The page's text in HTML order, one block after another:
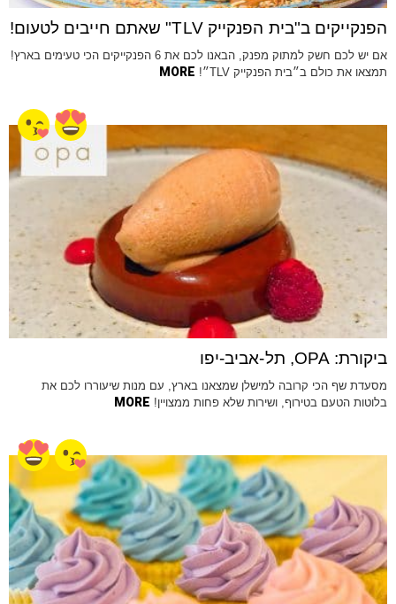
הפנקייקים ב"בית הפנקייק TLV" שאתם חייבים לטעום!
אם יש לכם חשק למתוק מפנק, הבאנו לכם את 6 הפנקייקים הכי טעימים בארץ!
תמצאו את כולם ב״בית הפנקייק TLV״!
MORE
ביקורת: OPA, תל-אביב-יפו
מסעדת שף הכי קרובה למישלן שמצאנו בארץ, עם מנות שיעוררו לכם את
בלוטות הטעם בטירוף, ושירות שלא פחות ממצויין! MORE